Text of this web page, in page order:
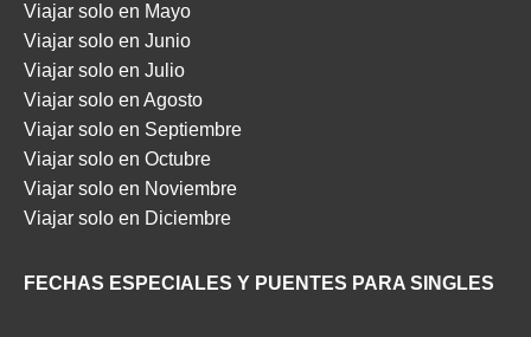
Viajar solo en Mayo
Viajar solo en Junio
Viajar solo en Julio
Viajar solo en Agosto
Viajar solo en Septiembre
Viajar solo en Octubre
Viajar solo en Noviembre
Viajar solo en Diciembre
FECHAS ESPECIALES Y PUENTES PARA SINGLES